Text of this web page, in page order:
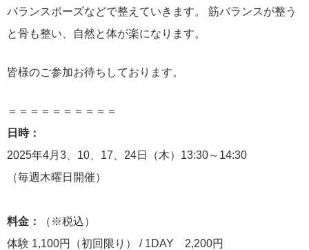
バランスポーズなどで整えていきます。 筋バランスが整う
と骨も整い、自然と体が楽になります。
皆様のご参加お待ちしております。
＝＝＝＝＝＝＝＝＝＝
日時：
2025年4月3、10、17、24日（木）13:30～14:30
（毎週木曜日開催）
料金：
（※税込）
体験 1,100円（初回限り） / 1DAY 2,200円